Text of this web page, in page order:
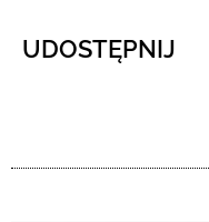
UDOSTĘPNIJ